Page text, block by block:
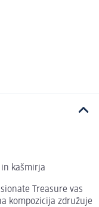
kašmirja
Treasure vas
kompozicija združuje